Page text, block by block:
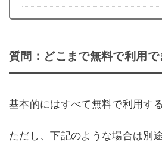
質問：どこまで無料で利用で
基本的にはすべて無料で利用す
ただし、下記のような場合は別